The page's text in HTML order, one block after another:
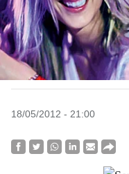
18/05/2012 - 21:00